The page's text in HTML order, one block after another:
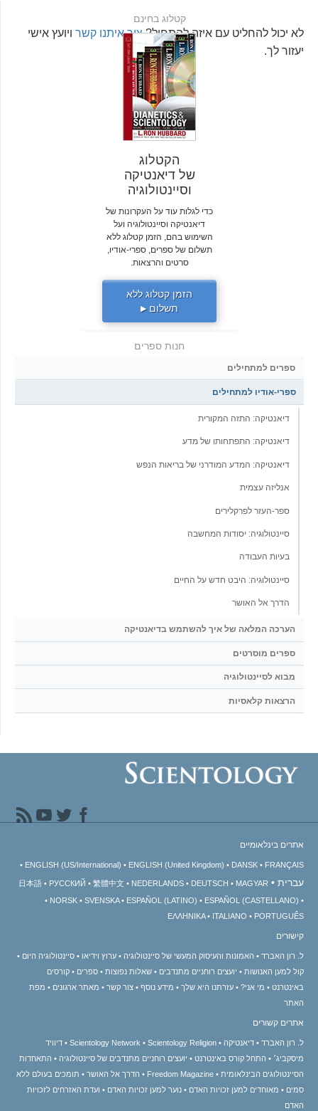
לא יכול להחליט עם איזה להתחיל?צור איתנו קשר ויועץ אישי
יעזור לך.
קטלוג בחינם
הקטלוג
של דיאנטיקה
וסיינטולוגיה
כדי לגלות עוד על העקרונות של
דיאנטיקה וסיינטולוגיה ועל
השימוש בהם, הזמן קטלוג ללא
תשלום של ספרים, ספרי-אודיו,
סרטים והרצאות.
הזמן קטלוג ללא
תשלום▶
חנות ספרים
ספרים למתחילים
ספרי-אודיו למתחילים
דיאנטיקה: התזה המקורית
דיאנטיקה: התפתחותו של מדע
דיאנטיקה: המדע המודרני של בריאות הנפש
אנליזה עצמית
ספר-העזר לפרקלירים
סיינטולוגיה: יסודות המחשבה
בעיות העבודה
סיינטולוגיה: היבט חדש על החיים
הדרך אל האושר
הערכה המלאה של איך להשתמש בדיאנטיקה
ספרים מוסרטים
מבוא לסיינטולוגיה
הרצאות קלאסיות
אתרים בינלאומיים
ENGLISH (US/International) ENGLISH (United Kingdom) DANSK FRANÇAIS
עברית 日本語 РУССКИЙ 繁體中文 NEDERLANDS DEUTSCH
MAGYAR
NORSK
SVENSKA ESPAÑOL (LATINO)
ESPAÑOL (CASTELLANO)
ΕΛΛΗΝΙΚA
ITALIANO PORTUGUÊS
קישורים
ל. רון האברד האמונות והעיסוק המעשי של סיינטולוגיה ערוץ וידיאו
סיינטולוגיה היום
קול למען האנושות
יועצים רוחניים מתנדבים שאלות נפוצות ספרים
קורסים
באינטרנט
מי אני? עזרתנו היא שלך מידע נוסף צור קשר מאתר ארגונים
מפת
האתר
אתרים קשורים
ל. רון האברד דיאנטיקה Scientology Network Scientology Religion
דיוויד
מיסקביג׳
התחל קורס באינטרנט יועצים רוחניים מתנדבים של סיינטולוגיה
התאחדות
הסיינטולוגים הבינלאומית
Freedom Magazine הדרך אל האושר
תומכים בעולם ללא
סמים
מאוחדים למען זכויות האדם נוער למען זכויות האדם
ועדת האזרחים לזכויות
האדם